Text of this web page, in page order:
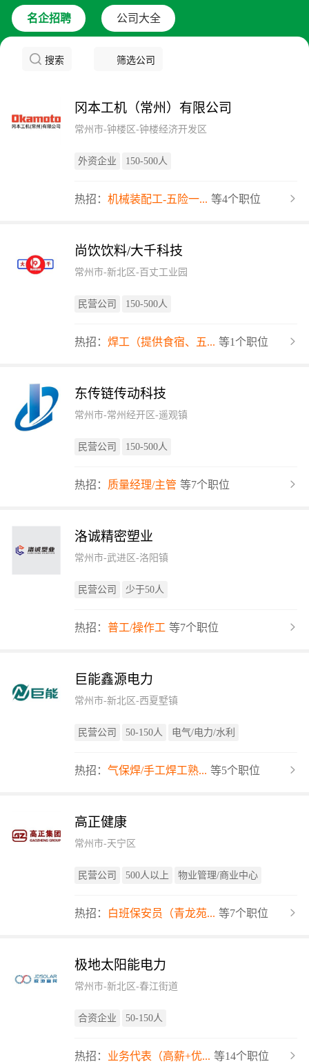
名企招聘 公司大全
搜索 筛选公司
冈本工机（常州）有限公司
常州市-钟楼区-钟楼经济开发区
外资企业 150-500人
热招： 机械装配工-五险一... 等4个职位
尚饮饮料/大千科技
常州市-新北区-百丈工业园
民营公司 150-500人
热招： 焊工（提供食宿、五... 等1个职位
东传链传动科技
常州市-常州经开区-遥观镇
民营公司 150-500人
热招： 质量经理/主管 等7个职位
洛诚精密塑业
常州市-武进区-洛阳镇
民营公司 少于50人
热招： 普工/操作工 等7个职位
巨能鑫源电力
常州市-新北区-西夏墅镇
民营公司 50-150人 电气/电力/水利
热招： 气保焊/手工焊工熟... 等5个职位
高正健康
常州市-天宁区
民营公司 500人以上 物业管理/商业中心
热招： 白班保安员（青龙苑... 等7个职位
极地太阳能电力
常州市-新北区-春江街道
合资企业 50-150人
热招： 业务代表（高薪+优... 等14个职位